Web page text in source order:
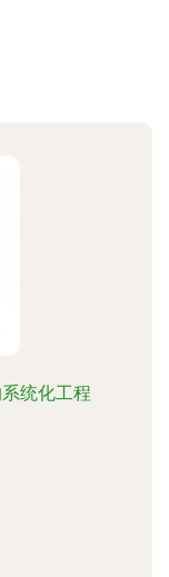
统化工程